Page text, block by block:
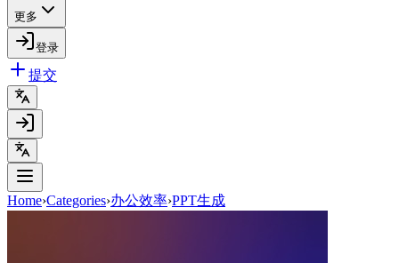
更多
登录
提交
Home›Categories›办公效率›PPT生成